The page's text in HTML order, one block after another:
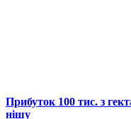
Прибуток 100 тис. з
нішу